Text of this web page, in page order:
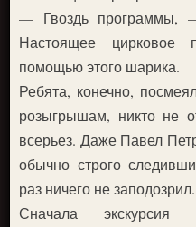
— Гвоздь программы,
Настоящее цирковое
помощью этого шарика.
Ребята, конечно,
розыгрышам, никто не
всерьез. Даже Павел
обычно строго
раз ничего не заподозрил.
Сначала экскурсия